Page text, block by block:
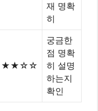
재 명확
히
궁금한
점 명확
히 설명
하는지
확인